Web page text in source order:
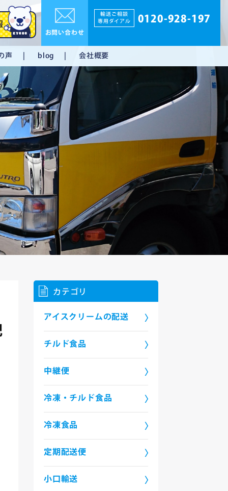
お問い合わせ
輸送ご相談
専用ダイアル 0120-928-197
声 blog 会社概要
カテゴリ
アイスクリームの配送
チルド食品
中継便
冷凍・チルド食品
冷凍食品
定期配送便
小口輸送